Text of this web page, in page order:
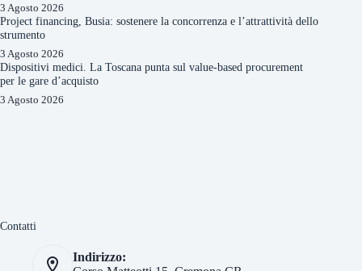
3 Agosto 2026
Project financing, Busia: sostenere la concorrenza e l’attrattività dello
strumento
3 Agosto 2026
Dispositivi medici. La Toscana punta sul value-based procurement
per le gare d’acquisto
3 Agosto 2026
Contatti
Indirizzo: